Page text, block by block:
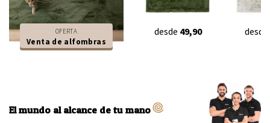
OFERTA
Venta de alfombras
desde 49,90 desde
El mundo al alcance de tu mano